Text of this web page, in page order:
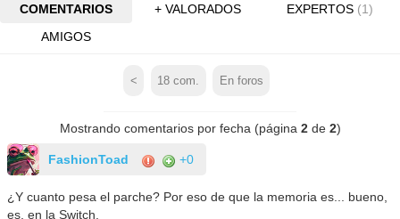
COMENTARIOS + VALORADOS EXPERTOS (1)
AMIGOS
< 18 com. En foros
Mostrando comentarios por fecha (página 2de 2)
FashionToad +0
¿Y cuanto pesa el parche? Por eso de que la memoria es... bueno,
es, en la Switch.